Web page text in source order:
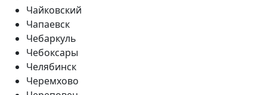
Чайковский
Чапаевск
Чебаркуль
Чебоксары
Челябинск
Черемхово